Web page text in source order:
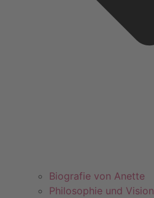
Biografie von Anette
Philosophie und Vision